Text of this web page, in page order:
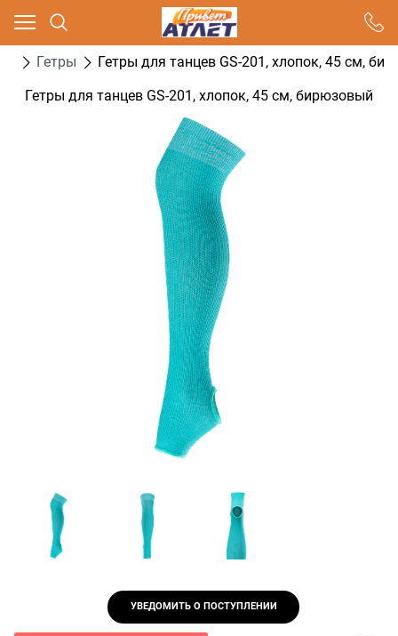
Гетры
Гетры для танцев GS-201, хлопок, 45 см,
Гетры для танцев GS-201, хлопок, 45 см, бирюзовый
УВЕДОМИТЬ О ПОСТУПЛЕНИИ
Ваш город - Москва,
угадали?
ДА НЕТ